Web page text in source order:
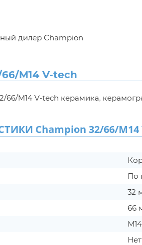
дилер Champion
М14 V-tech
66/М14 V-tech керамика,
Champion 32/66/М14
По
32
66
М14
Нет